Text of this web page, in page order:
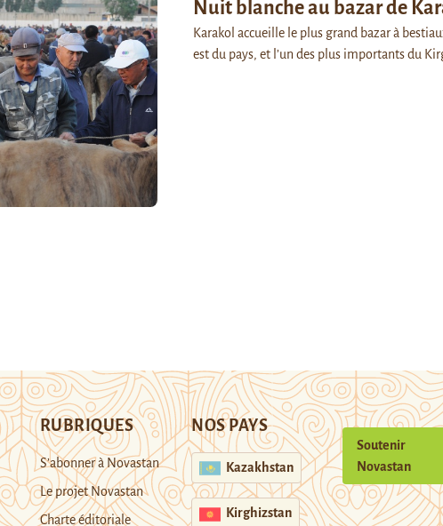
Nuit blanche au bazar de
Karakol accueille le plus grand bazar à
est du pays, et l’un des plus importants du
RUBRIQUES
S’abonner à Novastan
Le projet Novastan
Charte éditoriale
NOS PAYS
Kazakhstan
Kirghizstan
Soutenir
Novastan